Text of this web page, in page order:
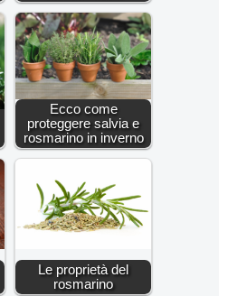
Ecco come
proteggere salvia e
rosmarino in inverno
Le proprietà del
rosmarino